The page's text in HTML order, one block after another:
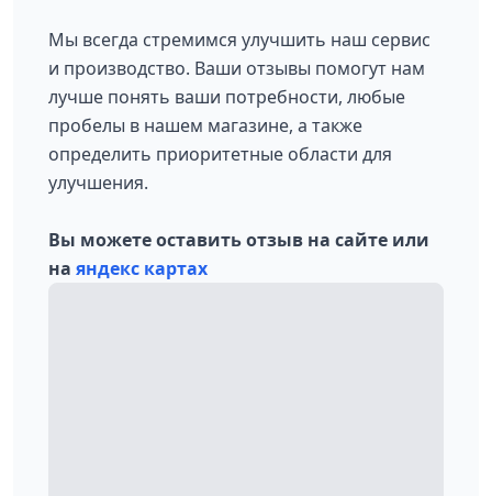
Мы всегда стремимся улучшить наш сервис
и производство. Ваши отзывы помогут нам
лучше понять ваши потребности, любые
пробелы в нашем магазине, а также
определить приоритетные области для
улучшения.
Вы можете оставить отзыв на сайте или
на яндекс картах